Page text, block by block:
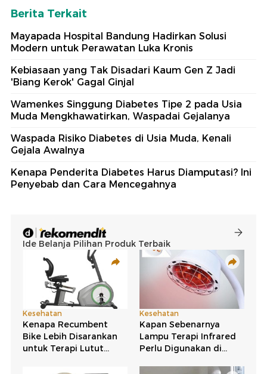
Berita Terkait
Mayapada Hospital Bandung Hadirkan Solusi
Modern untuk Perawatan Luka Kronis
Kebiasaan yang Tak Disadari Kaum Gen Z Jadi
'Biang Kerok' Gagal Ginjal
Wamenkes Singgung Diabetes Tipe 2 pada Usia
Muda Mengkhawatirkan, Waspadai Gejalanya
Waspada Risiko Diabetes di Usia Muda, Kenali
Gejala Awalnya
Kenapa Penderita Diabetes Harus Diamputasi? Ini
Penyebab dan Cara Mencegahnya